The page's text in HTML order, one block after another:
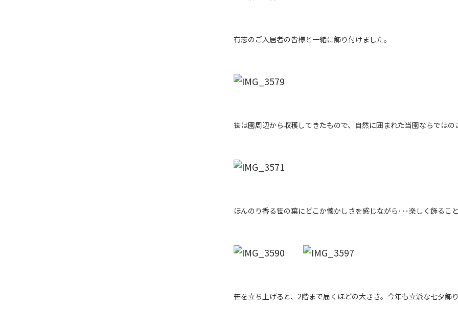
有志のご入居者の皆様と一緒に飾り付けました。
笹は園周辺から収穫してきたもので、自然に囲まれた当園ならではの
ほんのり香る笹の葉にどこか懐かしさを感じながら･･･楽しく飾るこ
笹を立ち上げると、2階まで届くほどの大きさ。今年も立派な七夕飾